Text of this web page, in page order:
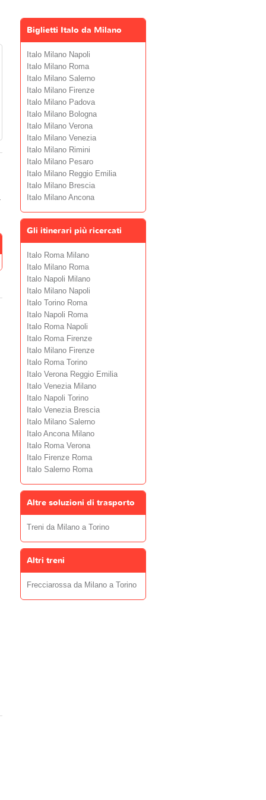
Biglietti Italo da Milano
Italo Milano Napoli
Italo Milano Roma
Italo Milano Salerno
Italo Milano Firenze
Italo Milano Padova
Italo Milano Bologna
Italo Milano Verona
Italo Milano Venezia
Italo Milano Rimini
Italo Milano Pesaro
Italo Milano Reggio Emilia
Italo Milano Brescia
Italo Milano Ancona
Gli itinerari più ricercati
Italo Roma Milano
Italo Milano Roma
Italo Napoli Milano
Italo Milano Napoli
Italo Torino Roma
Italo Napoli Roma
Italo Roma Napoli
Italo Roma Firenze
Italo Milano Firenze
Italo Roma Torino
Italo Verona Reggio Emilia
Italo Venezia Milano
Italo Napoli Torino
Italo Venezia Brescia
Italo Milano Salerno
Italo Ancona Milano
Italo Roma Verona
Italo Firenze Roma
Italo Salerno Roma
Altre soluzioni di trasporto
Treni da Milano a Torino
Altri treni
Frecciarossa da Milano a Torino